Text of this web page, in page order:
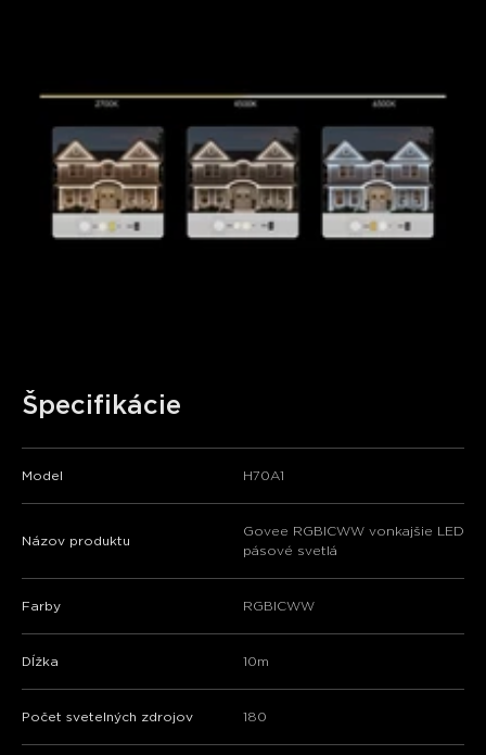
Špecifikácie
Model H70A1
Názov produktu
Govee RGBICWW vonkajšie LED
pásové svetlá
Farby RGBICWW
Dĺžka 10m
Počet svetelných zdrojov 180